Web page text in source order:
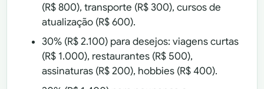
(R$ 800), transporte (R$ 300), cursos de
atualização (R$ 600).
30% (R$ 2.100) para desejos: viagens curtas
(R$ 1.000), restaurantes (R$ 500),
assinaturas (R$ 200), hobbies (R$ 400).